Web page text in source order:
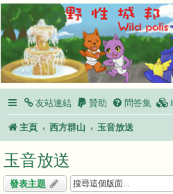
友站連結 贊助 問答集
主頁 西方群山 玉音放送
玉音放送
發表主題